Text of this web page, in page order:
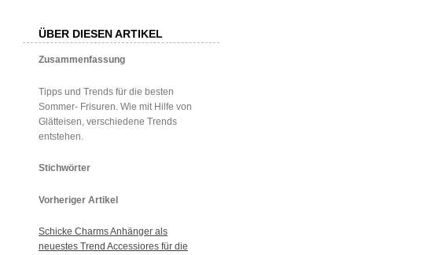
ÜBER DIESEN ARTIKEL
Zusammenfassung
Tipps und Trends für die besten
Sommer- Frisuren. Wie mit Hilfe von
Glätteisen, verschiedene Trends
entstehen.
Stichwörter
Vorheriger Artikel
Schicke Charms Anhänger als
neuestes Trend Accessiores für die